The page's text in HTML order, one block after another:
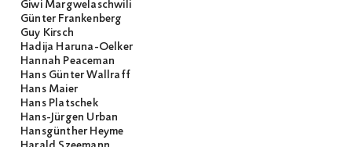
Giwi Margwelaschwili
Günter Frankenberg
Guy Kirsch
Hadija Haruna-Oelker
Hannah Peaceman
Hans Günter Wallraff
Hans Maier
Hans Platschek
Hans-Jürgen Urban
Hansgünther Heyme